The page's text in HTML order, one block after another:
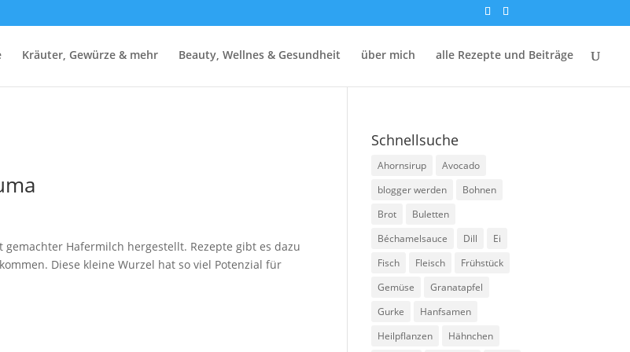
Kräuter, Gewürze & mehr Beauty, Wellnes & Gesundheit über mich alle Rezepte und Beiträge
Hafermilch hergestellt. Rezepte gibt es dazu
Diese kleine Wurzel hat so viel Potenzial für
Schnellsuche
Ahornsirup
Avocado
blogger werden
Bohnen
Brot
Buletten
Béchamelsauce
Dill
Ei
Fisch
Fleisch
Frühstück
Gemüse
Granatapfel
Gurke
Hanfsamen
Heilpflanzen
Hähnchen